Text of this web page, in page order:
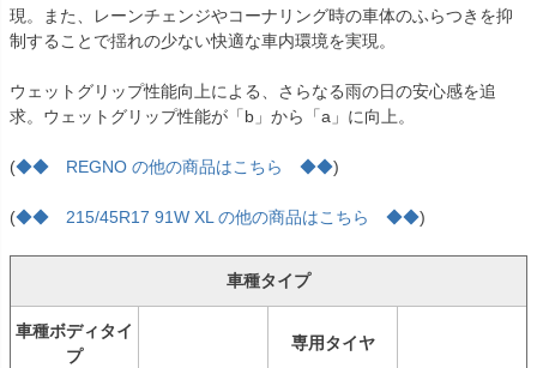
現。また、レーンチェンジやコーナリング時の車体のふらつきを抑
制することで揺れの少ない快適な車内環境を実現。
ウェットグリップ性能向上による、さらなる雨の日の安心感を追
求。ウェットグリップ性能が「b」から「a」に向上。
(◆◆ REGNO の他の商品はこちら ◆◆)
(◆◆ 215/45R17 91W XL の他の商品はこちら ◆◆)
車種タイプ
車種ボディタイ
プ
専用タイヤ